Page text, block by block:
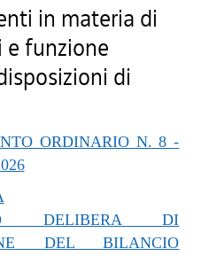
in materia di
funzione
di
ORDINARIO N. 8 -
DELIBERA DI
DEL BILANCIO